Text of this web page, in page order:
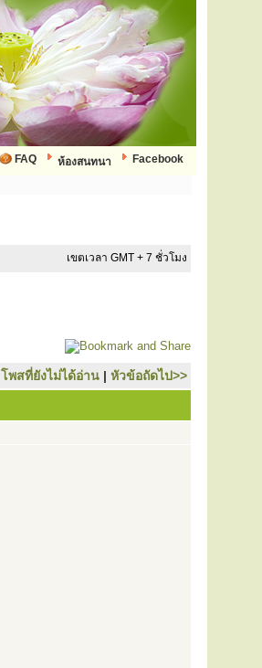
Facebook
ห้องสนทนา
FAQ
เขตเวลา GMT + 7 ชั่วโมง
โพสที่ยังไม่ได้อ่าน | หัวข้อถัดไป>>